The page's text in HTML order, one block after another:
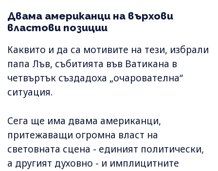
Двама американци на върхови
властови позиции
Каквито и да са мотивите на тези, избрали
папа Лъв, събитията във Ватикана в
четвъртък създадоха „очарователна“
ситуация.
Сега ще има двама американци,
притежаващи огромна власт на
световната сцена - единият политически,
а другият духовно - и имплицитните